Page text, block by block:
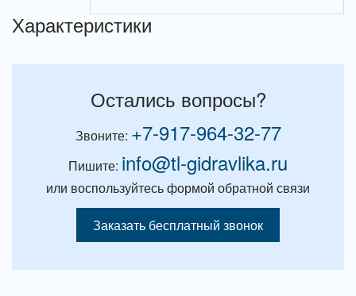
Характеристики
Остались вопросы?
Звоните: +7-917-964-32-77
Пишите: info@tl-gidravlika.ru
или воспользуйтесь формой обратной связи
Заказать бесплатный звонок